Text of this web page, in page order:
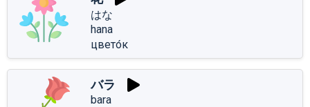
はな
hana
цвето́к
バラ
bara